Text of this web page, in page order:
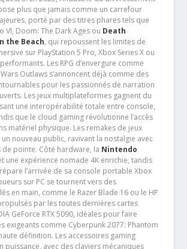
plus que jamais comme un carrefour
porté par des titres phares tels que
VI, Doom: The Dark Ages ou Death
the Beach, qui repoussent les limites de
sur PlayStation 5 Pro, Xbox Series X ou
Les RPG d’envergure comme
Outlaws s’annoncent déjà comme des
pour les passionnés de narration
Les jeux multiplateformes gagnent du
une interopérabilité totale entre console,
que le cloud gaming révolutionne l’accès
matériel physique. Les remakes de jeux
nouveau public, ravivant la nostalgie avec
de pointe. Côté hardware, la Nintendo
une expérience nomade 4K enrichie, tandis
l’arrivée de sa console portable Xbox
sur PC se tournent vers des
en main, comme le Razer Blade 16 ou le HP
par les toutes dernières cartes
GeForce RTX 5090, idéales pour faire
exigeants comme Cyberpunk 2077: Phantom
définition. Les accessoires gaming
puissance, avec des claviers mécaniques